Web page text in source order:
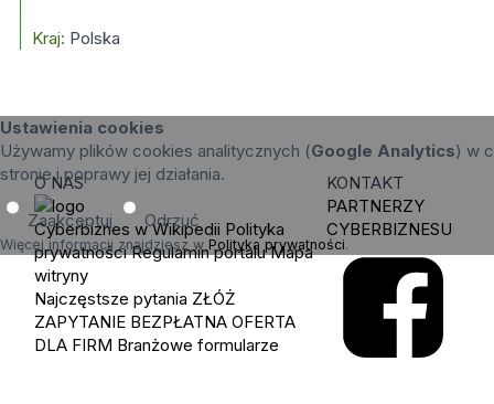
Kraj: Polska
Ustawienia cookies
Używamy plików cookies analitycznych (Google Analytics) w
stronie i poprawy jej działania.
Zaakceptuj Odrzuć
Więcej informacji znajdziesz w Polityka prywatności.
O NAS
Cyberbiznes w Wikipedii Polityka
prywatności Regulamin portalu Mapa
witryny
Najczęstsze pytania ZŁÓŻ
ZAPYTANIE BEZPŁATNA OFERTA
DLA FIRM Branżowe formularze
KONTAKT
PARTNERZY
CYBERBIZNESU